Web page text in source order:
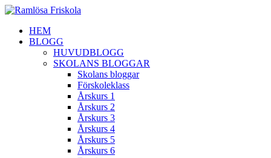
HEM
BLOGG
HUVUDBLOGG
SKOLANS BLOGGAR
Skolans bloggar
Förskoleklass
Årskurs 1
Årskurs 2
Årskurs 3
Årskurs 4
Årskurs 5
Årskurs 6